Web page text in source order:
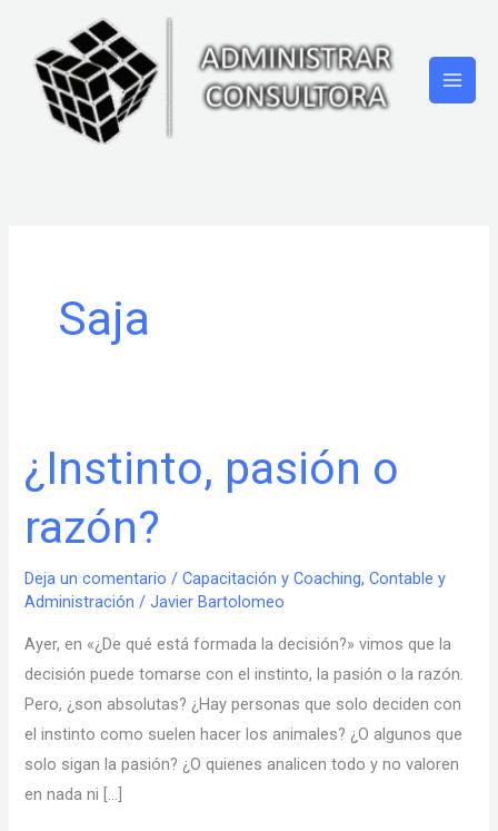
contenido
Saja
¿Instinto, pasión o
razón?
Deja un comentario /Capacitación y Coaching,Contable y
Administración /Javier Bartolomeo
Ayer, en «¿De qué está formada la decisión?» vimos que la
decisión puede tomarse con el instinto, la pasión o la razón.
Pero, ¿son absolutas? ¿Hay personas que solo deciden con
el instinto como suelen hacer los animales? ¿O algunos que
solo sigan la pasión? ¿O quienes analicen todo y no valoren
en nada ni […]
¿Instinto,
pasión
razón?